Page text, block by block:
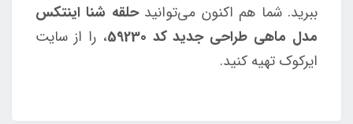
ببرید. شما هم اکنون می‌توانیدحلقه شنا اینتکس
مدل ماهی طراحی جدید کد 59230
، را از سایت
ایرکوک تهیه کنید.